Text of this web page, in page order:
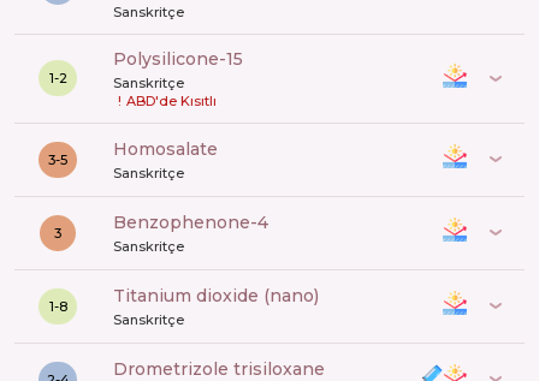
Sanskritçe
1-2
polysilicone-15
Sanskritçe
! ABD'de Kısıtlı
3-5 Homosalate
Sanskritçe
3 benzophenone-4
Sanskritçe
1-8 titanium dioxide (nano)
Sanskritçe
drometrizole trisiloxane